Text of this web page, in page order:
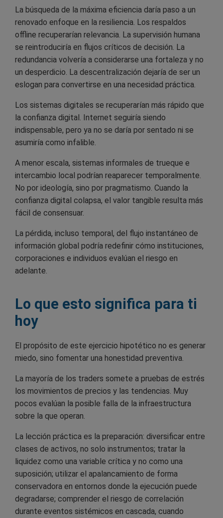
La búsqueda de la máxima eficiencia daría paso a un
renovado enfoque en la resiliencia. Los respaldos
offline recuperarían relevancia. La supervisión humana
se reintroduciría en flujos críticos de decisión. La
redundancia volvería a considerarse una fortaleza y no
un desperdicio. La descentralización dejaría de ser un
eslogan para convertirse en una necesidad práctica.
Los sistemas digitales se recuperarían más rápido que
la confianza digital. Internet seguiría siendo
indispensable, pero ya no se daría por sentado ni se
asumiría como infalible.
A menor escala, sistemas informales de trueque e
intercambio local podrían reaparecer temporalmente.
No por ideología, sino por pragmatismo. Cuando la
confianza digital colapsa, el valor tangible resulta más
fácil de consensuar.
La pérdida, incluso temporal, del flujo instantáneo de
información global podría redefinir cómo instituciones,
corporaciones e individuos evalúan el riesgo en
adelante.
Lo que esto significa para ti
hoy
El propósito de este ejercicio hipotético no es generar
miedo, sino fomentar una honestidad preventiva.
La mayoría de los traders somete a pruebas de estrés
los movimientos de precios y las tendencias. Muy
pocos evalúan la posible falla de la infraestructura
sobre la que operan.
La lección práctica es la preparación: diversificar entre
clases de activos, no solo instrumentos; tratar la
liquidez como una variable crítica y no como una
suposición; utilizar el apalancamiento de forma
conservadora en entornos donde la ejecución puede
degradarse; comprender el riesgo de correlación
durante eventos sistémicos en cascada, cuando